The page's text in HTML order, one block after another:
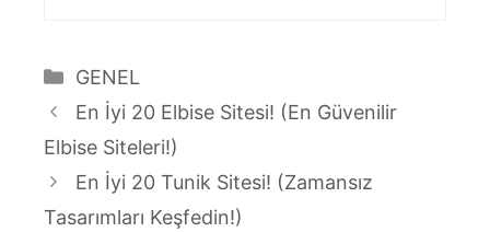
Kategoriler
GENEL
En İyi 20 Elbise Sitesi! (En Güvenilir
Elbise Siteleri!)
En İyi 20 Tunik Sitesi! (Zamansız
Tasarımları Keşfedin!)